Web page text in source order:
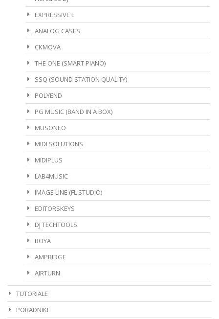
EXPRESSIVE E
ANALOG CASES
CKMOVA
THE ONE (SMART PIANO)
SSQ (SOUND STATION QUALITY)
POLYEND
PG MUSIC (BAND IN A BOX)
MUSONEO
MIDI SOLUTIONS
MIDIPLUS
LAB4MUSIC
IMAGE LINE (FL STUDIO)
EDITORSKEYS
DJ TECHTOOLS
BOYA
AMPRIDGE
AIRTURN
TUTORIALE
PORADNIKI